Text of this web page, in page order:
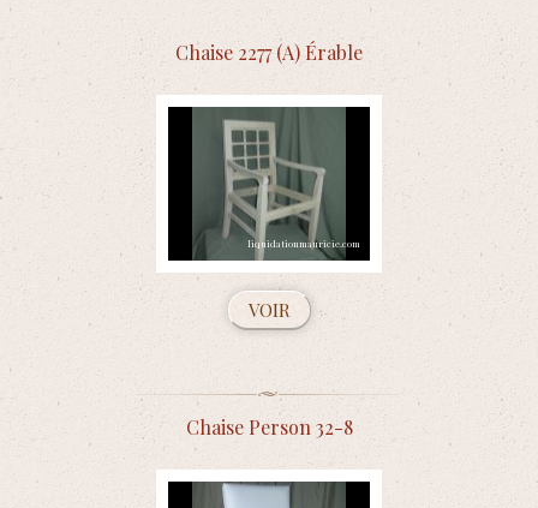
Chaise 2277 (A) Érable
VOIR
Chaise Person 32-8